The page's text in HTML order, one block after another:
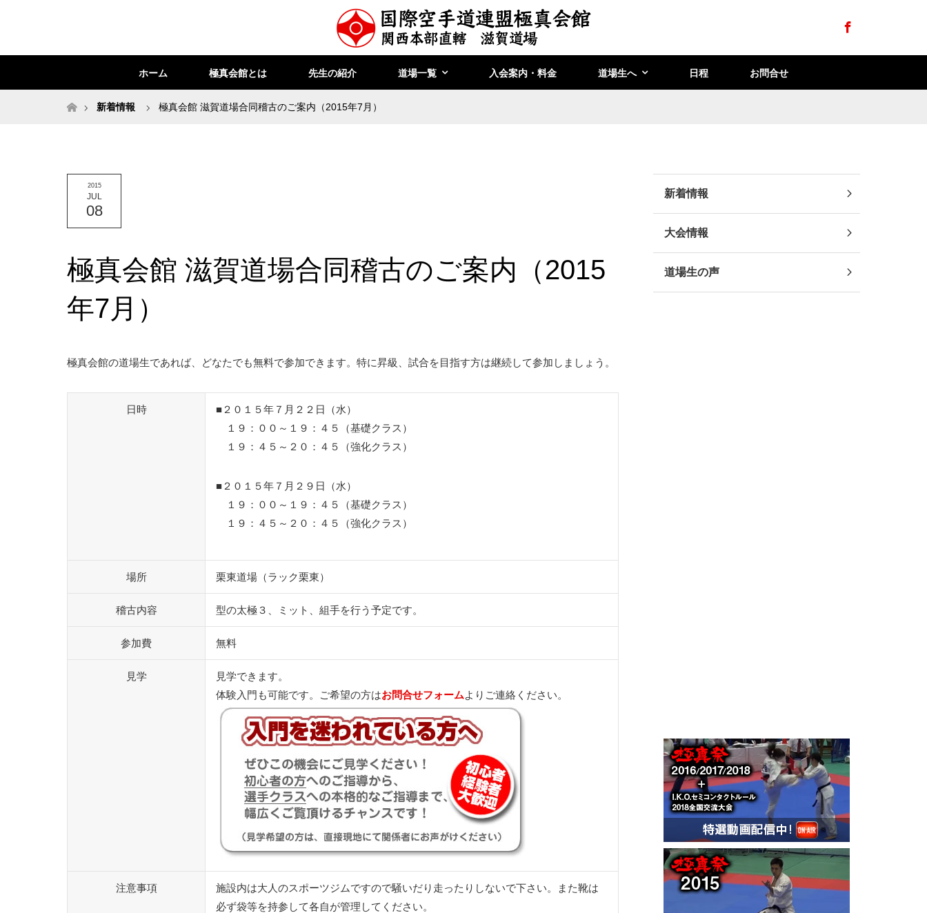
ホーム 極真会館とは 先生の紹介 道場一覧 入会案内・料金 道場生へ 日程 お問合せ
ホーム新着情報 極真会館 滋賀道場合同稽古のご案内（2015年7月）
2015
JUL
08
極真会館 滋賀道場合同稽古のご案内（2015
年7月）
極真会館の道場生であれば、どなたでも無料で参加できます。特に昇級、試合を目指す方は継続して参加しましょう。
日時
■２０１５年７月２２日（水）
１９：００～１９：４５（基礎クラス）
１９：４５～２０：４５（強化クラス）
■２０１５年７月２９日（水）
１９：００～１９：４５（基礎クラス）
１９：４５～２０：４５（強化クラス）
場所 栗東道場（ラック栗東）
稽古内容 型の太極３、ミット、組手を行う予定です。
参加費 無料
見学
見学できます。
体験入門も可能です。ご希望の方はお問合せフォームよりご連絡ください。
注意事項
施設内は大人のスポーツジムですので騒いだり走ったりしないで下さい。また靴は
必ず袋等を持参して各自が管理してください。
新着情報
大会情報
道場生の声